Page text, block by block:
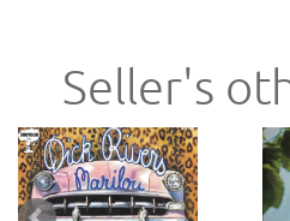
Seller's